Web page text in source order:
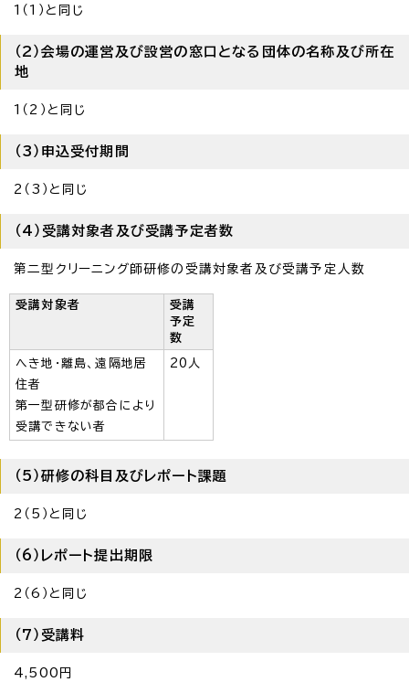
1（1）と同じ
（2）会場の運営及び設営の窓口となる団体の名称及び所在
地
1（2）と同じ
（3）申込受付期間
2（3）と同じ
（4）受講対象者及び受講予定者数
第二型クリーニング師研修の受講対象者及び受講予定人数
受講対象者
受講
予定
数
へき地・離島、遠隔地居
住者
第一型研修が都合により
受講できない者
20人
（5）研修の科目及びレポート課題
2（5）と同じ
（6）レポート提出期限
2（6）と同じ
（7）受講料
4,500円